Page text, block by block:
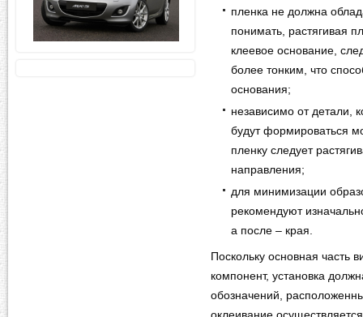
пленка не должна
понимать, растягивая
клеевое основание,
более тонким, что
основания;
независимо от детали,
будут формироваться
пленку следует
направления;
для минимизации
рекомендуют
а после – края.
Поскольку основная часть
компонент, установка
обозначений,